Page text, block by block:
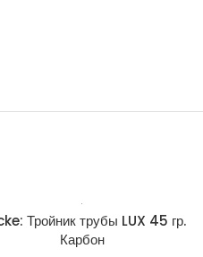
Тройник трубы LUX 45 гр.
Карбон